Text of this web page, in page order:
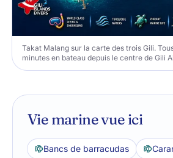
Takat Malang sur la carte des trois Gili.
minutes en bateau depuis le centre de Gili
Vie marine vue ici
Bancs de barracudas